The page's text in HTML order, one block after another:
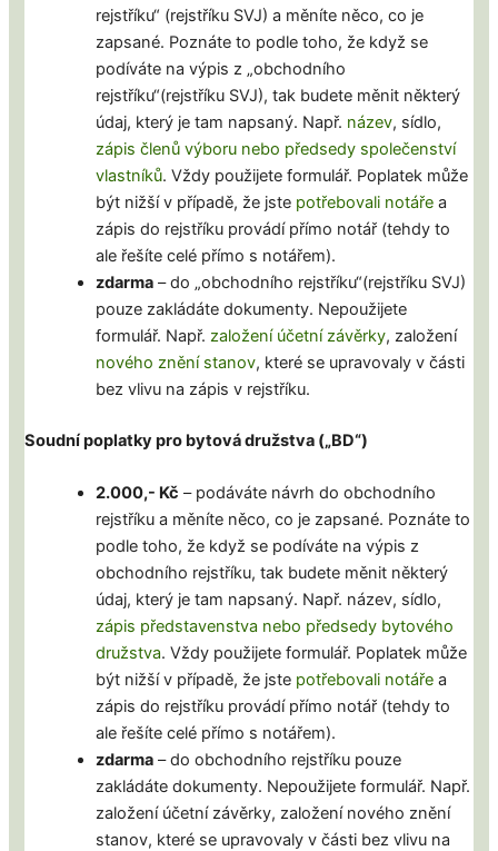
rejstříku“ (rejstříku SVJ) a měníte něco, co je
zapsané. Poznáte to podle toho, že když se
podíváte na výpis z „obchodního
rejstříku“(rejstříku SVJ), tak budete měnit některý
údaj, který je tam napsaný. Např. název, sídlo,
zápis členů výboru nebo předsedy společenství
vlastníků. Vždy použijete formulář. Poplatek může
být nižší v případě, že jste potřebovali notáře a
zápis do rejstříku provádí přímo notář (tehdy to
ale řešíte celé přímo s notářem).
zdarma – do „obchodního rejstříku“(rejstříku SVJ)
pouze zakládáte dokumenty. Nepoužijete
formulář. Např.založení účetní závěrky, založení
nového znění stanov, které se upravovaly v části
bez vlivu na zápis v rejstříku.
Soudní poplatky pro bytová družstva („BD“)
2.000,- Kč – podáváte návrh do obchodního
rejstříku a měníte něco, co je zapsané. Poznáte to
podle toho, že když se podíváte na výpis z
obchodního rejstříku, tak budete měnit některý
údaj, který je tam napsaný. Např. název, sídlo,
zápis představenstva nebo předsedy bytového
družstva. Vždy použijete formulář. Poplatek může
být nižší v případě, že jste potřebovali notáře a
zápis do rejstříku provádí přímo notář (tehdy to
ale řešíte celé přímo s notářem).
zdarma – do obchodního rejstříku pouze
zakládáte dokumenty. Nepoužijete formulář. Např.
založení účetní závěrky, založení nového znění
stanov, které se upravovaly v části bez vlivu na